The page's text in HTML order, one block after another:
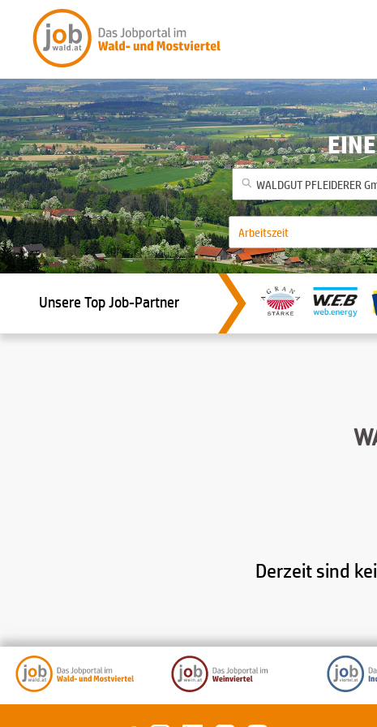
Unsere Top Job-Partner
Derzeit sind